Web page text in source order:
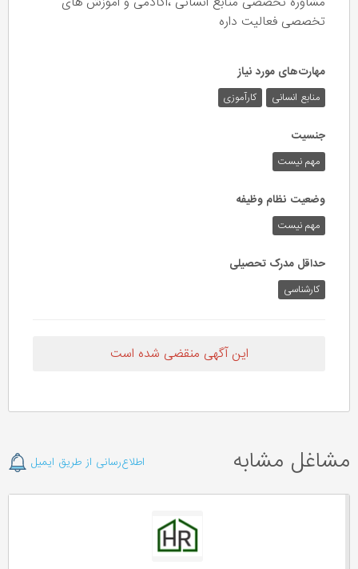
تخصصی فعالیت داره
مهارت‌های مورد نیاز
منابع انسانی کارآموزی
جنسیت
مهم نیست
وضعیت نظام وظیفه
مهم‌ نیست
حداقل مدرک تحصیلی
کارشناسی
این آگهی منقضی شده است
مشاغل مشابه اطلاع‌رسانی از طریق ایمیل